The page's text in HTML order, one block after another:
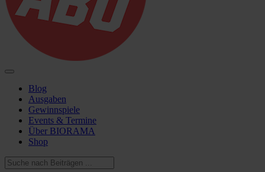
Blog
Ausgaben
Gewinnspiele
Events & Termine
Über BIORAMA
Shop